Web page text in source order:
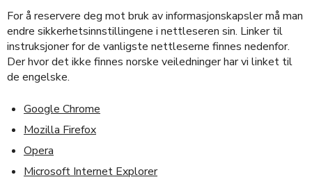
For å reservere deg mot bruk av informasjonskapsler må man
endre sikkerhetsinnstillingene i nettleseren sin. Linker til
instruksjoner for de vanligste nettleserne finnes nedenfor.
Der hvor det ikke finnes norske veiledninger har vi linket til
de engelske.
Google Chrome
Mozilla Firefox
Opera
Microsoft Internet Explorer